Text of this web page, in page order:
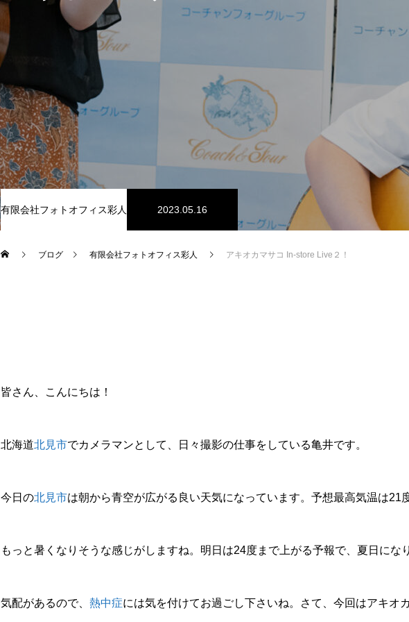
有限会社フォトオフィス彩人 2023.05.16
ブログ 有限会社フォトオフィス彩人 アキオカマサコ In-store Live２！
皆さん、こんにちは！
北海道北見市でカメラマンとして、日々撮影の仕事をしている亀井です。
今日の北見市は朝から青空が広がる良い天気になっています。予想最高気温は21
もっと暑くなりそうな感じがしますね。明日は24度まで上がる予報で、夏日にな
気配があるので、 熱中症には気を付けてお過ごし下さいね。さて、今回はアキオ